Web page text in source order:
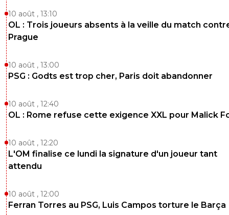
10 août , 13:10
OL : Trois joueurs absents à la veille du match
Prague
10 août , 13:00
PSG : Godts est trop cher, Paris doit abandonner
10 août , 12:40
OL : Rome refuse cette exigence XXL pour Malick
10 août , 12:20
L'OM finalise ce lundi la signature d'un joueur tant
attendu
10 août , 12:00
Ferran Torres au PSG, Luis Campos torture le Barça